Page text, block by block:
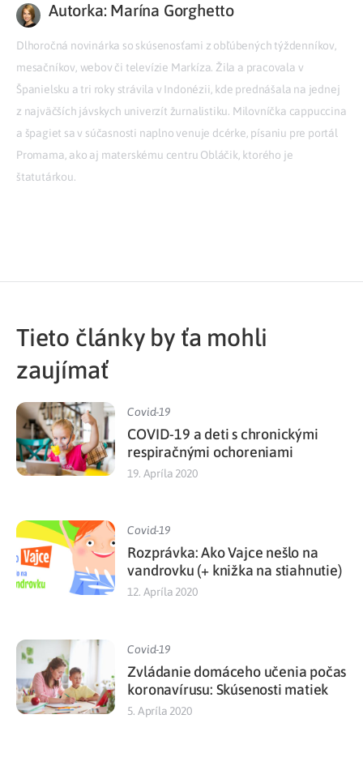
Autorka: Marína Gorghetto
Dlhoročná novinárka so skúsenosťami z obľúbených týždenníkov,
mesačníkov, webov či televízie Markíza. Žila a pracovala v
Španielsku a tri roky strávila v Indonézii, kde prednášala na jednej
z najväčších jávskych univerzít žurnalistiku. Milovníčka cappuccina
a špagiet sa v súčasnosti naplno venuje dcérke, písaniu pre portál
Promama, ako aj materskému centru Obláčik, ktorého je
štatutárkou.
Tieto články by ťa mohli
zaujímať
Covid-19
COVID-19 a deti s chronickými
respiračnými ochoreniami
19. Apríla 2020
Covid-19
Rozprávka: Ako Vajce nešlo na
vandrovku (+ knižka na stiahnutie)
12. Apríla 2020
Covid-19
Zvládanie domáceho učenia počas
koronavírusu: Skúsenosti matiek
5. Apríla 2020